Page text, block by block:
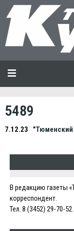
5489
7.12.23 "Тюменский
В редакцию газеты
корреспондент.
Тел. 8 (3452) 29-70-52.